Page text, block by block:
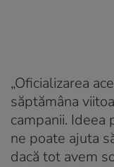
„Oficializarea
săptămâna
campanii. Ideea
ne poate ajuta
dacă tot avem